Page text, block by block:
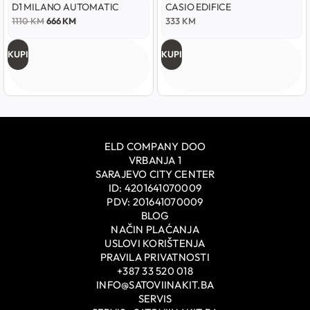
D1 MILANO AUTOMATIC
1110KM666KM
KUPI
CASIO EDIFICE
333 KM
KUPI
ELD COMPANY DOO
VRBANJA 1
SARAJEVO CITY CENTER
ID: 4201641070009
PDV: 201641070009
BLOG
NAČIN PLAĆANJA
USLOVI KORIŠTENJA
PRAVILA PRIVATNOSTI
+387 33 520 018
INFO@SATOVIINAKIT.BA
SERVIS